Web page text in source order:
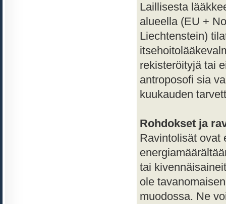
Laillisesta
alueella (EU +
Liechtenstein)
rekisteröityjä tai
antroposofi sia
kuukauden
Rohdokset ja
Ravintolisät ovat
tai
ole
muodossa. Ne